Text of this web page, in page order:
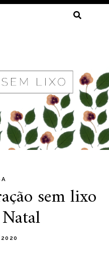
PESQUISAR
DESPERDÍCIO E
POR CRISTAL MUNIZ
sem lixo